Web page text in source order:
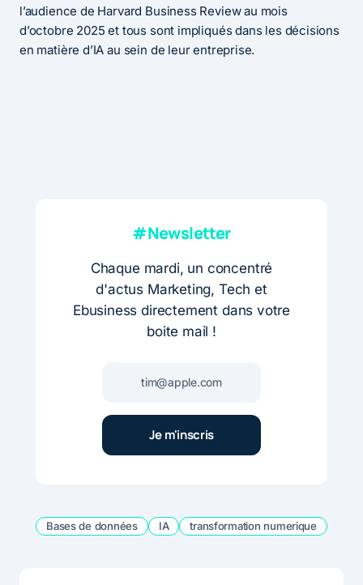
l’audience de Harvard Business Review au mois
d’octobre 2025 et tous sont impliqués dans les décisions
en matière d’IA au sein de leur entreprise.
#Newsletter
Chaque mardi, un concentré
d'actus Marketing, Tech et
Ebusiness directement dans votre
boite mail !
Bases de données IA transformation numerique